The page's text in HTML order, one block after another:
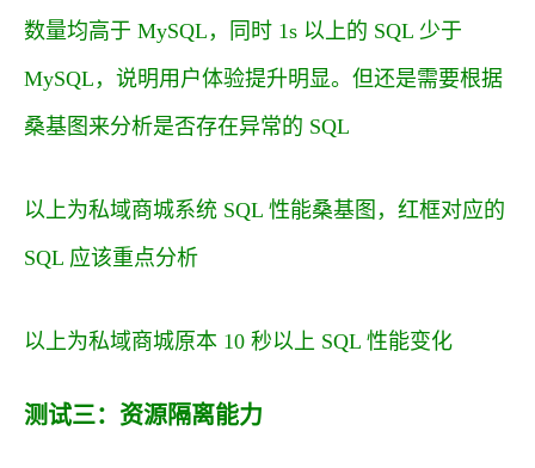
数量均高于 MySQL，同时 1s 以上的 SQL 少于
MySQL，说明用户体验提升明显。但还是需要根据
桑基图来分析是否存在异常的 SQL
以上为私域商城系统 SQL 性能桑基图，红框对应的
SQL 应该重点分析
以上为私域商城原本 10 秒以上 SQL 性能变化
测试三：资源隔离能力